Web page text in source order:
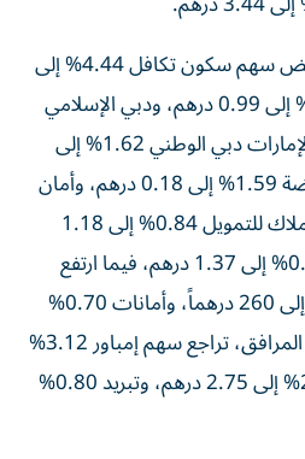
أما في قطاع المالية، فانخفض سهم سكون تكافل 4.44% إلى
1.29 درهم، وسلامة 2.35% إلى 0.99 درهم، ودبي الإسلامي
2.08% إلى 7.50 درهم، والإمارات دبي الوطني 1.62% إلى
31.50 درهم، والإثمار القابضة 1.59% إلى 0.18 درهم، وأمان
0.99% إلى 0.39 درهم، وأملاك للتمويل 0.84% إلى 1.18
درهم، ومصرف عجمان 0.72% إلى 1.37 درهم، فيما ارتفع
سهم بنك المشرق 0.77% إلى 260 درهماً، وأمانات 0.70%
إلى 1.43 درهم. وفي قطاع المرافق، تراجع سهم إمباور 3.12%
إلى 1.55 درهم، وديوا 2.82% إلى 2.75 درهم، وتبريد 0.80%